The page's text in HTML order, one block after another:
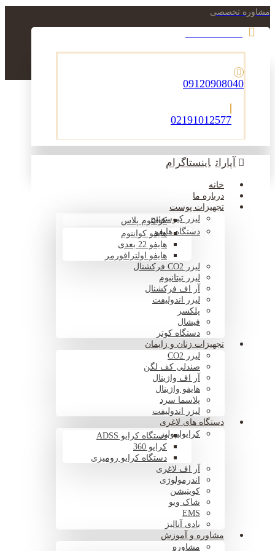
مشاوره تخصصی
09120908040
02191012577
آپارات اینستاگرام
خانه
درباره ما
تجهیزات پوست
لیزر کیوسوئیچکوانتوم پلاس
دستگاه هایفوهایفو کوانتوم
هایفو 22 بعدی
هایفو اولترافورمر
لیزر CO2 فرکشنال
لیزر تیتانیوم
آر اف فرکشنال
لیزر اندولیفت
پلکسر
فیشال
دستگاه کوتر
تجهیزات زنان و زایمان
لیزر CO2
صندلی کف لگن
آر اف واژینال
هایفو واژینال
پلاسما سرد
لیزر اندولیفت
دستگاه های لاغری
کرایولیپولیزدستگاه کرایو ADSS
کرایو 360
دستگاه کرایو رومیزی
آر اف لاغری
اندرمولوژی
کویتیشن
شاک ویو
EMS
بادی آنالیز
مشاوره و آموزش
مشاوره